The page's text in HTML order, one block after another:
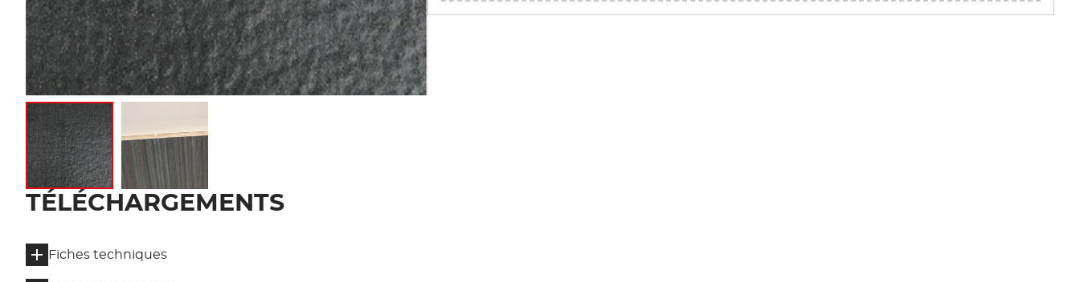
Afficher l'imageAfficher l'image
TÉLÉCHARGEMENTS
Fiches techniques